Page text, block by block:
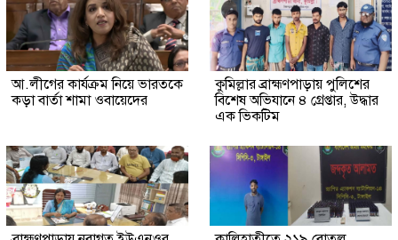
আ.লীগের কার্যক্রম নিয়ে ভারতকে
কড়া বার্তা শামা ওবায়েদের
কুমিল্লার ব্রাহ্মণপাড়ায় পুলিশের
বিশেষ অভিযানে ৪ গ্রেপ্তার, উদ্ধার
এক ভিকটিম